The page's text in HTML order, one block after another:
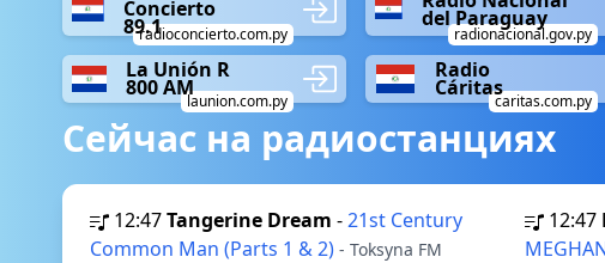
Concierto
89.1
radioconcierto.com.py
del Paraguay
radionacional.gov.py
La Unión R
800 AM
launion.com.py
Radio
Cáritas
caritas.com.py
Сейчас на радиостанциях
12:47Tangerine Dream -21st Century
Common Man (Parts 1 & 2) - Toksyna FM
12:47